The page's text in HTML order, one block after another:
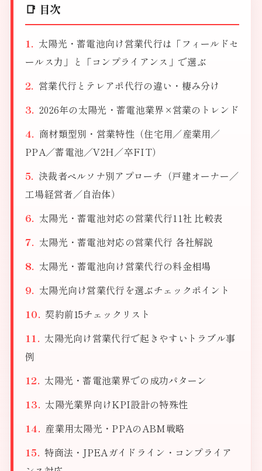
📑 目次
太陽光・蓄電池向け営業代行は「フィールドセ
ールス力」と「コンプライアンス」で選ぶ
営業代行とテレアポ代行の違い・棲み分け
2026年の太陽光・蓄電池業界×営業のトレンド
商材類型別・営業特性（住宅用／産業用／
PPA／蓄電池／V2H／卒FIT）
決裁者ペルソナ別アプローチ（戸建オーナー／
工場経営者／自治体）
太陽光・蓄電池対応の営業代行11社 比較表
太陽光・蓄電池対応の営業代行 各社解説
太陽光・蓄電池向け営業代行の料金相場
太陽光向け営業代行を選ぶチェックポイント
契約前15チェックリスト
太陽光向け営業代行で起きやすいトラブル事
例
太陽光・蓄電池業界での成功パターン
太陽光業界向けKPI設計の特殊性
産業用太陽光・PPAのABM戦略
特商法・JPEAガイドライン・コンプライア